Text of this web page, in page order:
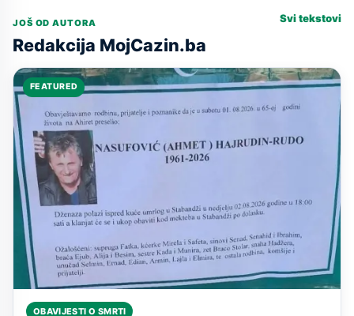
JOŠ OD AUTORA
Redakcija MojCazin.ba
Svi tekstovi
FEATURED
OBAVIJESTI O SMRTI